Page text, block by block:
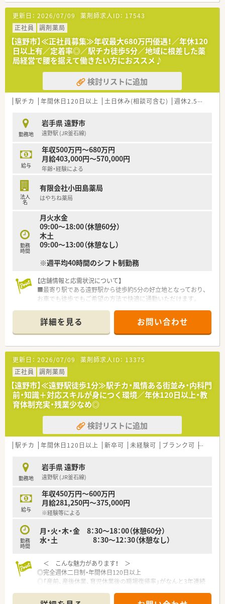
【法人特徴について】
■岩手県内に2店舗の調剤薬局を運営しており、地域に根差した
医療サービスを提供しています。
■母体は大手医薬品卸業の会社であるため、非常に安定した経営
基盤を誇っています。
■原則として異動がないため、腰を据えて長く働き続けたい方に
最適な環境といえます。
【こんな方におすすめ】
■風通しの良い環境で、患者様や他の医療スタッフとの円滑なコ
ミュニケーションの中で働きたい方。
の店舗でゆったり働きたいと方。
■時給高めのパートで、仕事と私生活のメリハリをつけ、どちら
の時間も大切にしたいという方。
更新日： 2026/07/09 薬剤師求人ID： 17543
正社員
調剤薬局
【遠野市】≪正社員募集≫年収最大680万円優遇！／年休120
日以上有／定着率◎／駅チカ徒歩5分／地域に根差した薬
局経営で腰を据えて働きたい方におススメ♪
検討リストに追加
駅チカ 年間休日120日以上 土日休み(相談可含む) 週休2.5日以上
勤務地
岩手県 遠野市
遠野駅 (JR釜石線)
給与
年収500万円～680万円
月給403,000円～570,000円
年齢・経験による
法人
名
有限会社小田島薬局
はやちね薬局
勤務
時間
月火水金
09:00～18:00（休憩60分）
木土
09:00～13:00（休憩なし）
※週平均40時間のシフト制勤務
【店舗情報と応需状況について】
■最寄り駅である遠野駅から徒歩約5分の好立地となっており、
お車でも徒歩でもご希望の方法で快適に通勤いただけます。
おり、1日あたりの平均応需枚数は約85枚ほどとなっています。
■現在は薬剤師2名と医療事務スタッフが在籍しており、お互い
にしっかりと協力し合いながら日々の業務を行っています。
【法人特徴について】
■岩手県内にて調剤薬局を2店舗展開しており、地域の健康を支
え続けている非常に安定した地域密着型の企業です。
■母体が歴史ある医薬品卸業の会社であるため経営基盤が強固
であり、将来的にも安心して腰を据えて働けます。
■社員を非常に大切にする社風が根づいており、風通しが良く何
かあってもすぐに相談しやすい環境が魅力です。
【こんな方にオススメ】
■地元にしっかりと根を張り、地域密着の環境で一人ひとりの患
者様と長く深く関わっていきたい方にオススメです。
と自分の時間の両方を大切にしたい方に最適です。
■経営母体が安定している企業で、転勤や異動の心配をすること
なく落ち着いて正社員として働きたい方にぴったりです。
詳細を見る お問い合わせ
更新日： 2026/07/09 薬剤師求人ID： 13375
正社員
調剤薬局
【遠野市】≪遠野駅徒歩1分≫駅チカ・風情ある街並み・内科門
前・知識＋対応スキルが身につく環境／年休120日以上・教
育体制充実・残業少なめ◎
検討リストに追加
駅チカ 年間休日120日以上 新卒可 未経験可 ブランク可 残業な
勤務地
岩手県 遠野市
遠野駅 (JR釜石線)
給与
年収450万円～600万円
月給281,250円～375,000円
※経験等による
勤務
時間
月・火・木・金 8：30～18：00（休憩60分）
水・土 8：30～12：30（休憩なし）
＜ こんな魅力があります！ ＞
◎完全週休二日制・年間休日120日以上
◎「産前、産後休業、育児休業後の職場復帰率」がなんと3年連続
◎独立支援制度も実施・充実した教育制度有